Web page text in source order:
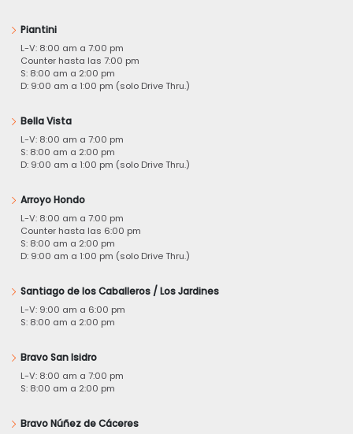
Piantini
L-V: 8:00 am a 7:00 pm
Counter hasta las 7:00 pm
S: 8:00 am a 2:00 pm
D: 9:00 am a 1:00 pm (solo Drive Thru.)
Bella Vista
L-V: 8:00 am a 7:00 pm
S: 8:00 am a 2:00 pm
D: 9:00 am a 1:00 pm (solo Drive Thru.)
Arroyo Hondo
L-V: 8:00 am a 7:00 pm
Counter hasta las 6:00 pm
S: 8:00 am a 2:00 pm
D: 9:00 am a 1:00 pm (solo Drive Thru.)
Santiago de los Caballeros / Los Jardines
L-V: 9:00 am a 6:00 pm
S: 8:00 am a 2:00 pm
Bravo San Isidro
L-V: 8:00 am a 7:00 pm
S: 8:00 am a 2:00 pm
Bravo Núñez de Cáceres